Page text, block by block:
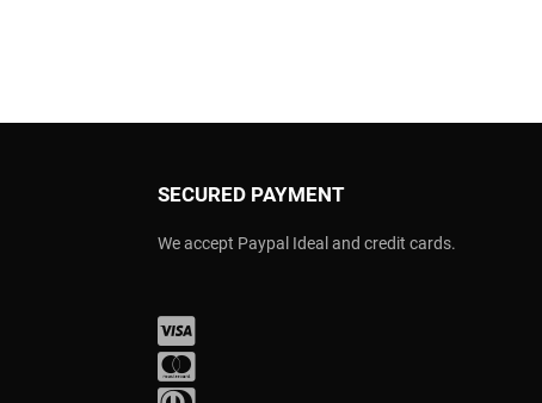
SECURED PAYMENT
We accept Paypal Ideal and credit cards.